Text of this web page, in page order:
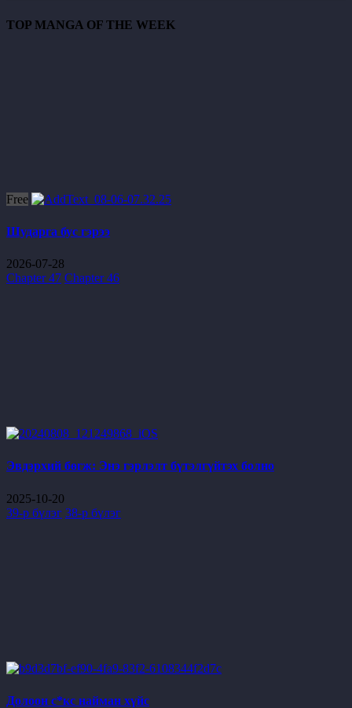
TOP MANGA OF THE WEEK
Free
Шударга бус гэрээ
2026-07-28
Chapter 47 Chapter 46
Эвдэрхий бөгж: Энэ гэрлэлт бүтэлгүйтэх болно
2025-10-20
39-р бүлэг 38-р бүлэг
Долоон с*кс найман хүйс